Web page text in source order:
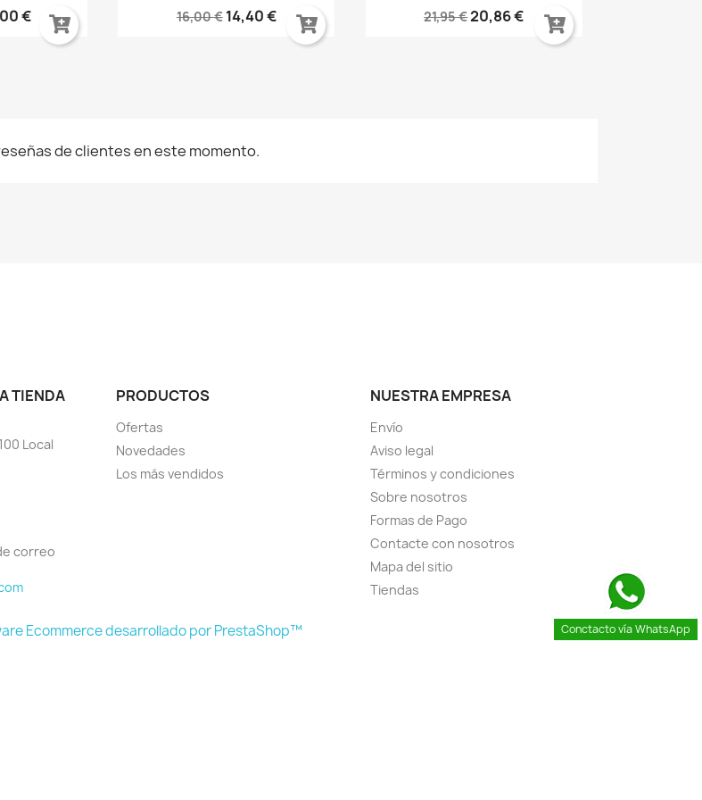
€
16,00 € 14,40 €
21,95 €20,86 €
de clientes en este momento.
TIENDA
Local
correo
PRODUCTOS
Ofertas
Novedades
Los más vendidos
NUESTRA EMPRESA
Envío
Aviso legal
Términos y condiciones
Sobre nosotros
Formas de Pago
Contacte con nosotros
Mapa del sitio
Tiendas
Ecommerce desarrollado por PrestaShop™ Conctacto vía WhatsApp